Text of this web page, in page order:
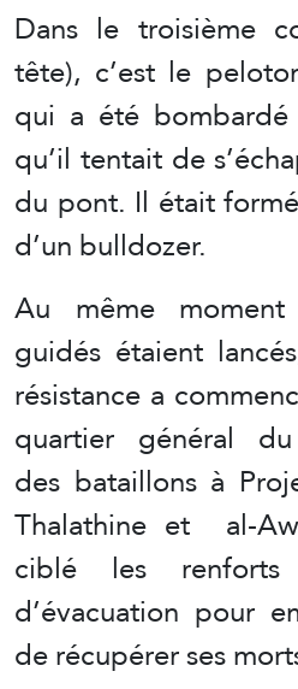
Dans le troisième
tête), c’est le
qui a été
qu’il tentait de
du pont. Il était
d’un bulldozer.
Au même
guidés étaient
résistance a
quartier général
des bataillons à
Thalathine et al-
ciblé les
d’évacuation pour
de récupérer ses